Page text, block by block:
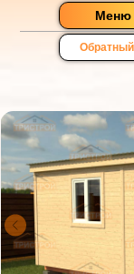
Меню
Обратный